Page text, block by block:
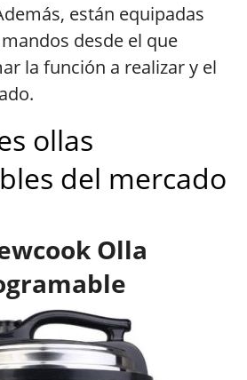
están equipadas
desde el que
la función a realizar y el
ollas
del mercado
Olla